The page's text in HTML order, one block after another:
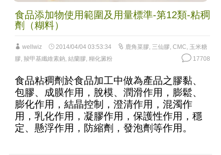
食品添加物使用範圍及用量標準-第12類-粘稠
劑（糊料）
wellwiz 2014/04/04 03:53:34 鹿角菜膠, 三仙膠, CMC, 玉米糖
膠, 羧甲基纖維素鈉, 結蘭膠, 糊化澱粉 17708
食品粘稠劑於食品加工中做為產品之膠黏、
包膠、成膜作用，脫模、潤滑作用，膨鬆、
膨化作用，結晶控制，澄清作用，混濁作
用，乳化作用，凝膠作用，保護性作用，穩
定、懸浮作用，防縮劑，發泡劑等作用。